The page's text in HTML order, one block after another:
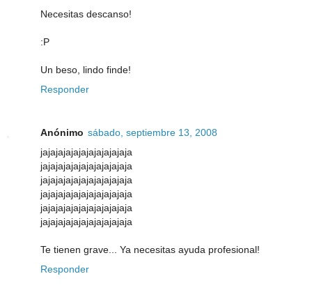
Necesitas descanso!
:P
Un beso, lindo finde!
Responder
Anónimo sábado, septiembre 13, 2008
jajajajajajajajajajajaja
jajajajajajajajajajajaja
jajajajajajajajajajajaja
jajajajajajajajajajajaja
jajajajajajajajajajajaja
jajajajajajajajajajajaja
Te tienen grave... Ya necesitas ayuda profesional!
Responder